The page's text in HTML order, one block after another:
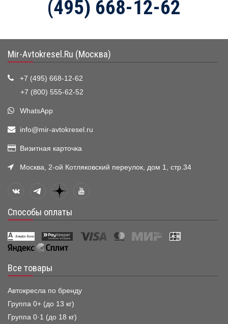
(495) 668-12-62
Mir-Avtokresel.Ru (Москва)
+7 (495) 668-12-62
+7 (800) 555-62-52
WhatsApp
info@mir-avtokresel.ru
Визитная карточка
Москва, 2-ой Котляковский переулок, дом 1, стр.34
Способы оплаты
Все товары
Автокресла по бренду
Группа 0+ (до 13 кг)
Группа 0·1 (до 18 кг)